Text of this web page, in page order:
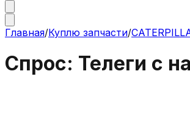
Главная/Куплю запчасти/
Спрос: Телеги с